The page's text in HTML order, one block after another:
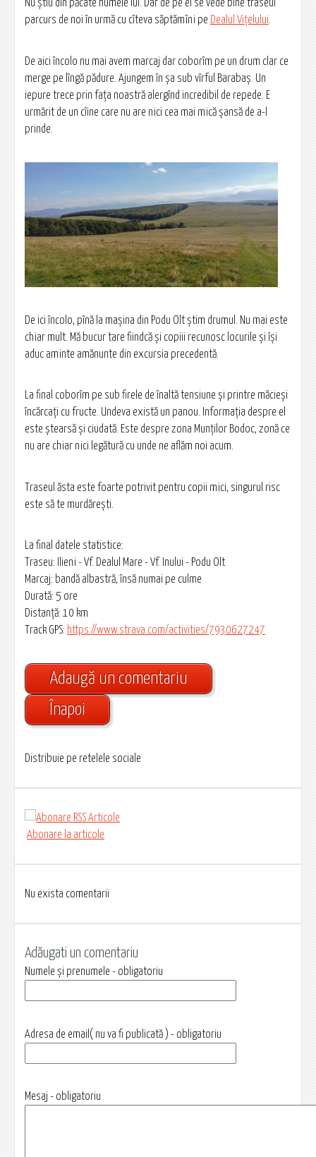
Nu știu din păcate numele lui. Dar de pe el se vede bine traseul
parcurs de noi în urmă cu cîteva săptămîni pe Dealul Vițelului.
De aici încolo nu mai avem marcaj dar coborîm pe un drum clar ce
merge pe lîngă pădure. Ajungem în șa sub vîrful Barabaș. Un
iepure trece prin fața noastră alergînd incredibil de repede. E
urmărit de un cîine care nu are nici cea mai mică șansă de a-l
prinde.
De ici încolo, pînă la mașina din Podu Olt știm drumul. Nu mai este
chiar mult. Mă bucur tare fiindcă și copiii recunosc locurile și își
aduc aminte amănunte din excursia precedentă.
La final coborîm pe sub firele de înaltă tensiune și printre măcieși
încărcați cu fructe. Undeva există un panou. Informația despre el
este ștearsă și ciudată. Este despre zona Munților Bodoc, zonă ce
nu are chiar nici legătură cu unde ne aflăm noi acum.
Traseul ăsta este foarte potrivit pentru copii mici, singurul risc
este să te murdărești.
La final datele statistice:
Traseu: Ilieni - Vf. Dealul Mare - Vf. Inului - Podu Olt
Marcaj: bandă albastră, însă numai pe culme
Durată: 5 ore
Distanță: 10 km
Track GPS: https://www.strava.com/activities/7930627247
Adaugă un comentariu
Înapoi
Distribuie pe retelele sociale
Abonare la articole
Nu exista comentarii
Adăugati un comentariu
Numele și prenumele - obligatoriu
Adresa de email( nu va fi publicată ) - obligatoriu
Mesaj - obligatoriu